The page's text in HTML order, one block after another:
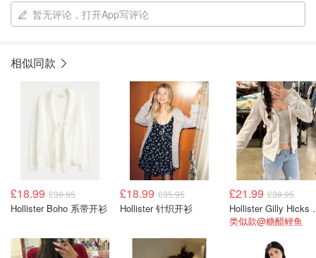
暂无评论，打开App写评论
相似同款
£18.99 £39.95
Hollister Boho 系带开衫
£18.99 £35.95
Hollister 针织开衫
£21.99 £39.95
类似款@糖醋鲤鱼